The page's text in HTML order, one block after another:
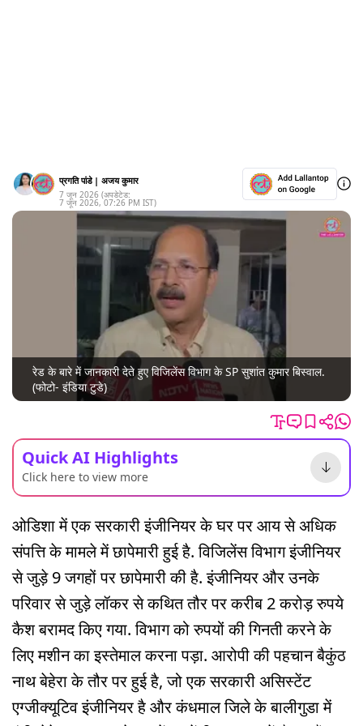
प्रगति पांडे | अजय कुमार
7 जून 2026 (अपडेटेड:
7 जून 2026, 07:26 PM IST)
रेड के बारे में जानकारी देते हुए विजिलेंस विभाग के SP सुशांत कुमार बिस्वाल.
(फोटो- इंडिया टुडे)
Quick AI Highlights
Click here to view more
ओडिशा में एक सरकारी इंजीनियर के घर पर आय से अधिक
संपत्ति के मामले में छापेमारी हुई है. विजिलेंस विभाग इंजीनियर
से जुड़े 9 जगहों पर छापेमारी की है. इंजीनियर और उनके
परिवार से जुड़े लॉकर से कथित तौर पर करीब 2 करोड़ रुपये
कैश बरामद किए गया. विभाग को रुपयों की गिनती करने के
लिए मशीन का इस्तेमाल करना पड़ा. आरोपी की पहचान बैकुंठ
नाथ बेहेरा के तौर पर हुई है, जो एक सरकारी असिस्टेंट
एग्जीक्यूटिव इंजीनियर है और कंधमाल जिले के बालीगुडा में